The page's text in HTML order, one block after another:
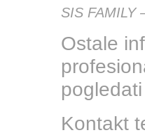
SIS FAMILY
Ostale
Kontakt